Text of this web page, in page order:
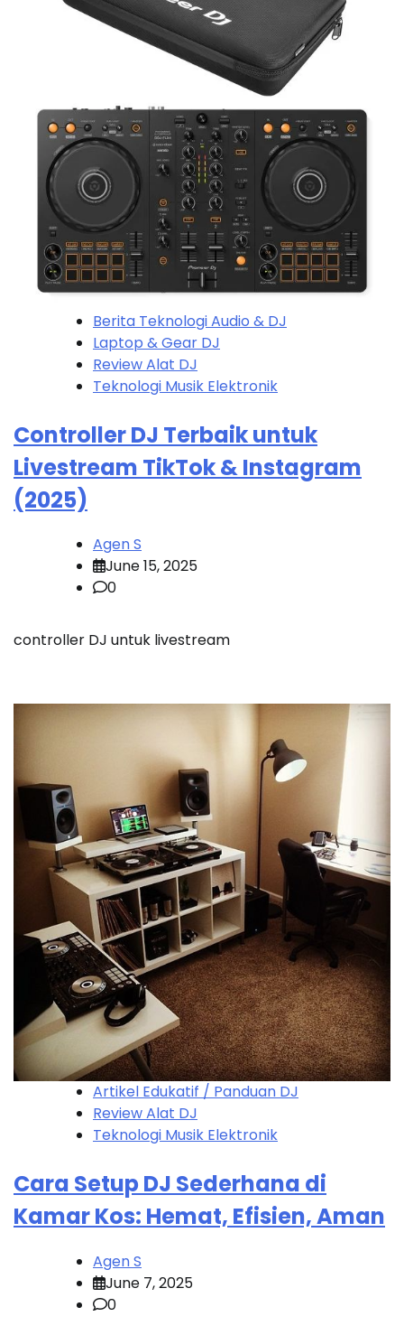
Berita Teknologi Audio & DJ
Laptop & Gear DJ
Review Alat DJ
Teknologi Musik Elektronik
Controller DJ Terbaik untuk
Livestream TikTok & Instagram
(2025)
Agen S
June 15, 2025
0
controller DJ untuk livestream
Artikel Edukatif / Panduan DJ
Review Alat DJ
Teknologi Musik Elektronik
Cara Setup DJ Sederhana di
Kamar Kos: Hemat, Efisien, Aman
Agen S
June 7, 2025
0